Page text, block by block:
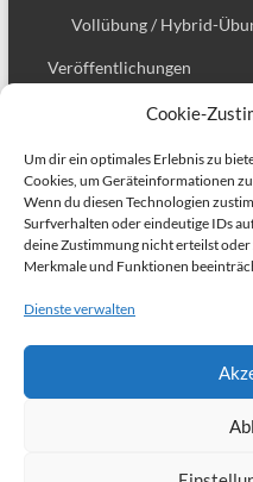
Cookie-
Um dir ein optimales Erlebnis zu
Cookies, um Geräteinformationen
Wenn du diesen Technologien
Surfverhalten oder eindeutige IDs
deine Zustimmung nicht erteilst
Merkmale und Funktionen
Dienste verwalten
Vollübung / Hybrid-
Veröffentlichungen
Presseberichte
Projekt Abschlußbericht
Resilienzmanagement
Planungsvorlagen